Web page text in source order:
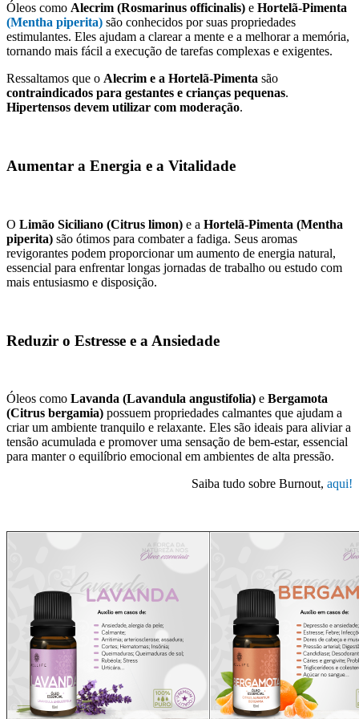
Óleos como Alecrim (Rosmarinus officinalis) e Hortelã-Pimenta
(Mentha piperita) são conhecidos por suas propriedades
estimulantes. Eles ajudam a clarear a mente e a melhorar a memória,
tornando mais fácil a execução de tarefas complexas e exigentes.
Ressaltamos que o Alecrim e a Hortelã-Pimenta são
contraindicados para gestantes e crianças pequenas.
Hipertensos devem utilizar com moderação.
Aumentar a Energia e a Vitalidade
O Limão Siciliano (Citrus limon) e a Hortelã-Pimenta (Mentha
piperita) são ótimos para combater a fadiga. Seus aromas
revigorantes podem proporcionar um aumento de energia natural,
essencial para enfrentar longas jornadas de trabalho ou estudo com
mais entusiasmo e disposição.
Reduzir o Estresse e a Ansiedade
Óleos como Lavanda (Lavandula angustifolia) e Bergamota
(Citrus bergamia) possuem propriedades calmantes que ajudam a
criar um ambiente tranquilo e relaxante. Eles são ideais para aliviar a
tensão acumulada e promover uma sensação de bem-estar, essencial
para manter o equilíbrio emocional em ambientes de alta pressão.
Saiba tudo sobre Burnout, aqui!